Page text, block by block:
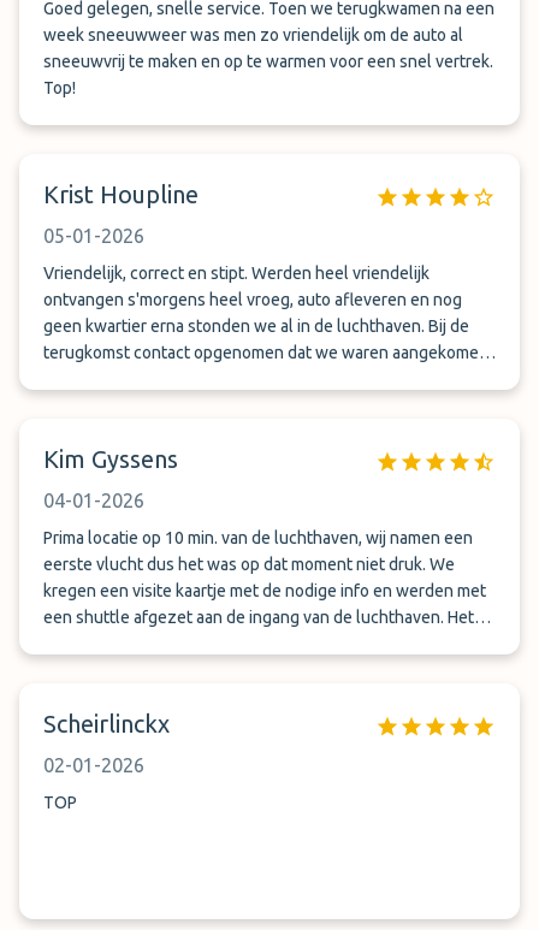
Goed gelegen, snelle service. Toen we terugkwamen na een
week sneeuwweer was men zo vriendelijk om de auto al
sneeuwvrij te maken en op te warmen voor een snel vertrek.
Top!
Krist Houpline
05-01-2026
Vriendelijk, correct en stipt. Werden heel vriendelijk
ontvangen s'morgens heel vroeg, auto afleveren en nog
geen kwartier erna stonden we al in de luchthaven. Bij de
terugkomst contact opgenomen dat we waren aangekomen
Kim Gyssens
04-01-2026
Prima locatie op 10 min. van de luchthaven, wij namen een
eerste vlucht dus het was op dat moment niet druk. We
kregen een visite kaartje met de nodige info en werden met
een shuttle afgezet aan de ingang van de luchthaven. Het
na een telefoontje dat we geariveerd waren direct komen
huis konden vertrekken. Vriendelijke en snelle service! Een
aanrader!
Scheirlinckx
02-01-2026
TOP